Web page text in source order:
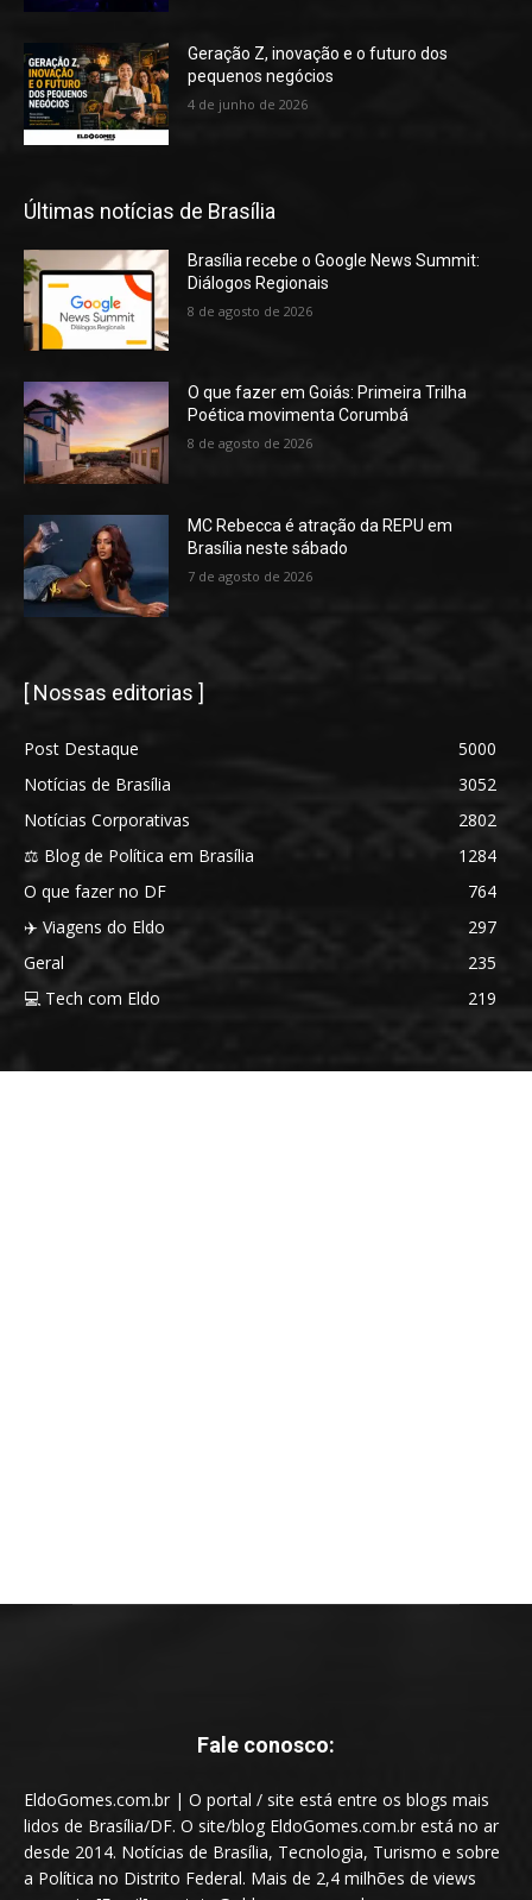
Geração Z, inovação e o futuro dos
pequenos negócios
4 de junho de 2026
Últimas notícias de Brasília
Brasília recebe o Google News Summit:
Diálogos Regionais
8 de agosto de 2026
O que fazer em Goiás: Primeira Trilha
Poética movimenta Corumbá
8 de agosto de 2026
MC Rebecca é atração da REPU em
Brasília neste sábado
7 de agosto de 2026
[ Nossas editorias ]
Post Destaque
5000
Notícias de Brasília
3052
Notícias Corporativas
2802
⚖️ Blog de Política em Brasília
1284
O que fazer no DF
764
✈️ Viagens do Eldo
297
Geral
235
💻 Tech com Eldo
219
Fale conosco:
EldoGomes.com.br | O portal / site está entre os blogs mais
lidos de Brasília/DF. O site/blog EldoGomes.com.br está no ar
desde 2014. Notícias de Brasília, Tecnologia, Turismo e sobre
a Política no Distrito Federal. Mais de 2,4 milhões de views